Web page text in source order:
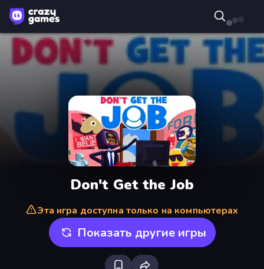
Don't Get the Job
Эта игра доступна только на компьютерах
Показать другие игры